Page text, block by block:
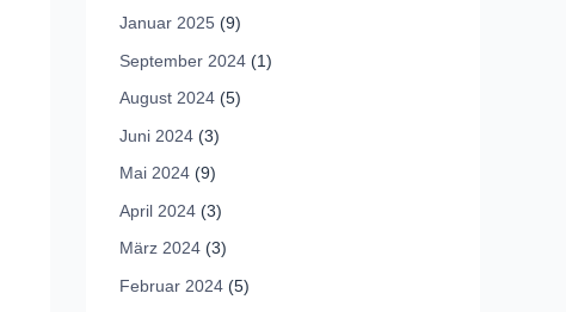
Januar 2025 (9)
September 2024 (1)
August 2024 (5)
Juni 2024 (3)
Mai 2024 (9)
April 2024 (3)
März 2024 (3)
Februar 2024 (5)